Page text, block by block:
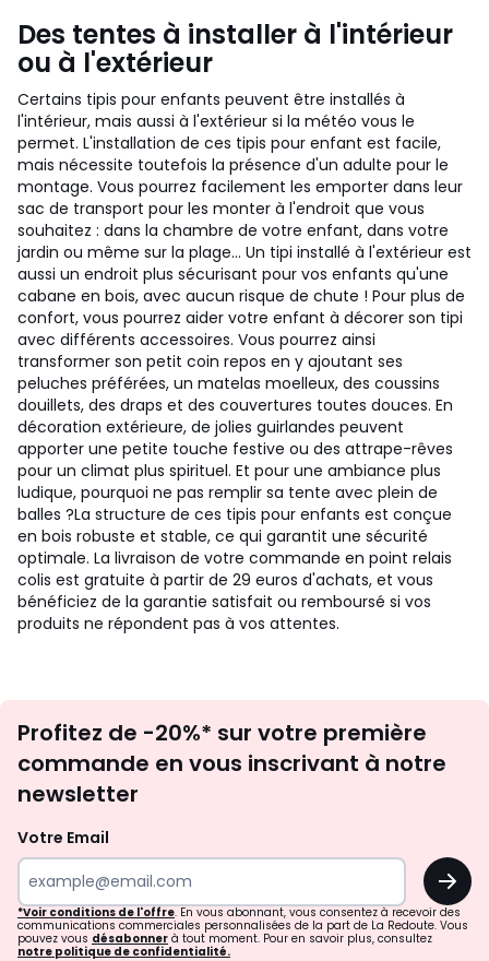
Des tentes à installer à l'intérieur
ou à l'extérieur
Certains tipis pour enfants peuvent être installés à
l'intérieur, mais aussi à l'extérieur si la météo vous le
permet. L'installation de ces tipis pour enfant est facile,
mais nécessite toutefois la présence d'un adulte pour le
montage. Vous pourrez facilement les emporter dans leur
sac de transport pour les monter à l'endroit que vous
souhaitez : dans la chambre de votre enfant, dans votre
jardin ou même sur la plage... Un tipi installé à l'extérieur est
aussi un endroit plus sécurisant pour vos enfants qu'une
cabane en bois, avec aucun risque de chute ! Pour plus de
confort, vous pourrez aider votre enfant à décorer son tipi
avec différents accessoires. Vous pourrez ainsi
transformer son petit coin repos en y ajoutant ses
peluches préférées, un matelas moelleux, des coussins
douillets, des draps et des couvertures toutes douces. En
décoration extérieure, de jolies guirlandes peuvent
apporter une petite touche festive ou des attrape-rêves
pour un climat plus spirituel. Et pour une ambiance plus
ludique, pourquoi ne pas remplir sa tente avec plein de
balles ?La structure de ces tipis pour enfants est conçue
en bois robuste et stable, ce qui garantit une sécurité
optimale. La livraison de votre commande en point relais
colis est gratuite à partir de 29 euros d'achats, et vous
bénéficiez de la garantie satisfait ou remboursé si vos
produits ne répondent pas à vos attentes.
newsletter
Profitez de -20%* sur votre première
commande en vous inscrivant à notre
newsletter
Votre Email
OK
*Voir conditions de l'offre. En vous abonnant, vous consentez à recevoir des
communications commerciales personnalisées de la part de La Redoute. Vous
pouvez vous désabonner à tout moment. Pour en savoir plus, consultez
notre politique de confidentialité.